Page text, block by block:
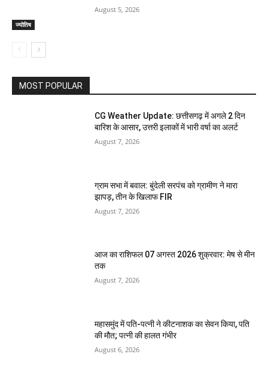
ज्योतिष
August 5, 2026
MOST POPULAR
CG Weather Update: छत्तीसगढ़ में अगले 2 दिन
बारिश के आसार, उत्तरी इलाकों में भारी वर्षा का अलर्ट
August 7, 2026
ग्राम सभा में बवाल: बुंदेली सरपंच को ग्रामीण ने मारा
झापड़, तीन के खिलाफ FIR
August 7, 2026
आज का राशिफल 07 अगस्त 2026 शुक्रवार: मेष से मीन
तक
August 7, 2026
महासमुंद में पति-पत्नी ने कीटनाशक का सेवन किया, पति
की मौत; पत्नी की हालत गंभीर
August 6, 2026